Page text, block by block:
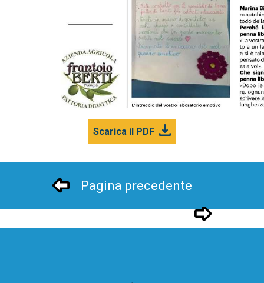
Scarica il PDF
Pagina precedente
Pagina successivo